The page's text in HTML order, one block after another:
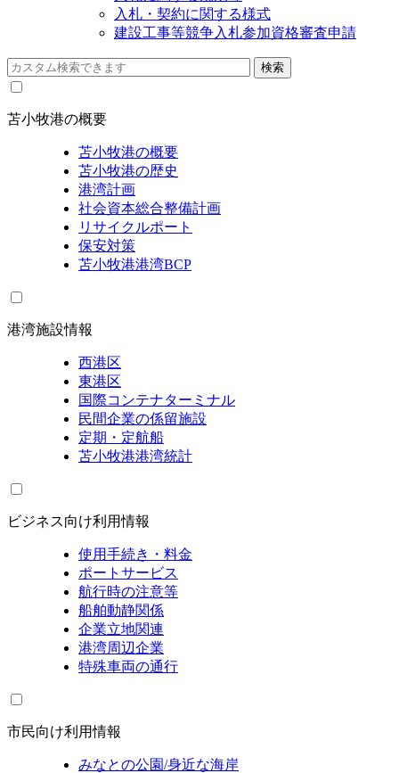
入札・契約に関する様式
建設工事等競争入札参加資格審査申請
苫小牧港の概要
苫小牧港の概要
苫小牧港の歴史
港湾計画
社会資本総合整備計画
リサイクルポート
保安対策
苫小牧港港湾BCP
港湾施設情報
西港区
東港区
国際コンテナターミナル
民間企業の係留施設
定期・定航船
苫小牧港港湾統計
ビジネス向け利用情報
使用手続き・料金
ポートサービス
航行時の注意等
船舶動静関係
企業立地関連
港湾周辺企業
特殊車両の通行
市民向け利用情報
みなとの公園/身近な海岸